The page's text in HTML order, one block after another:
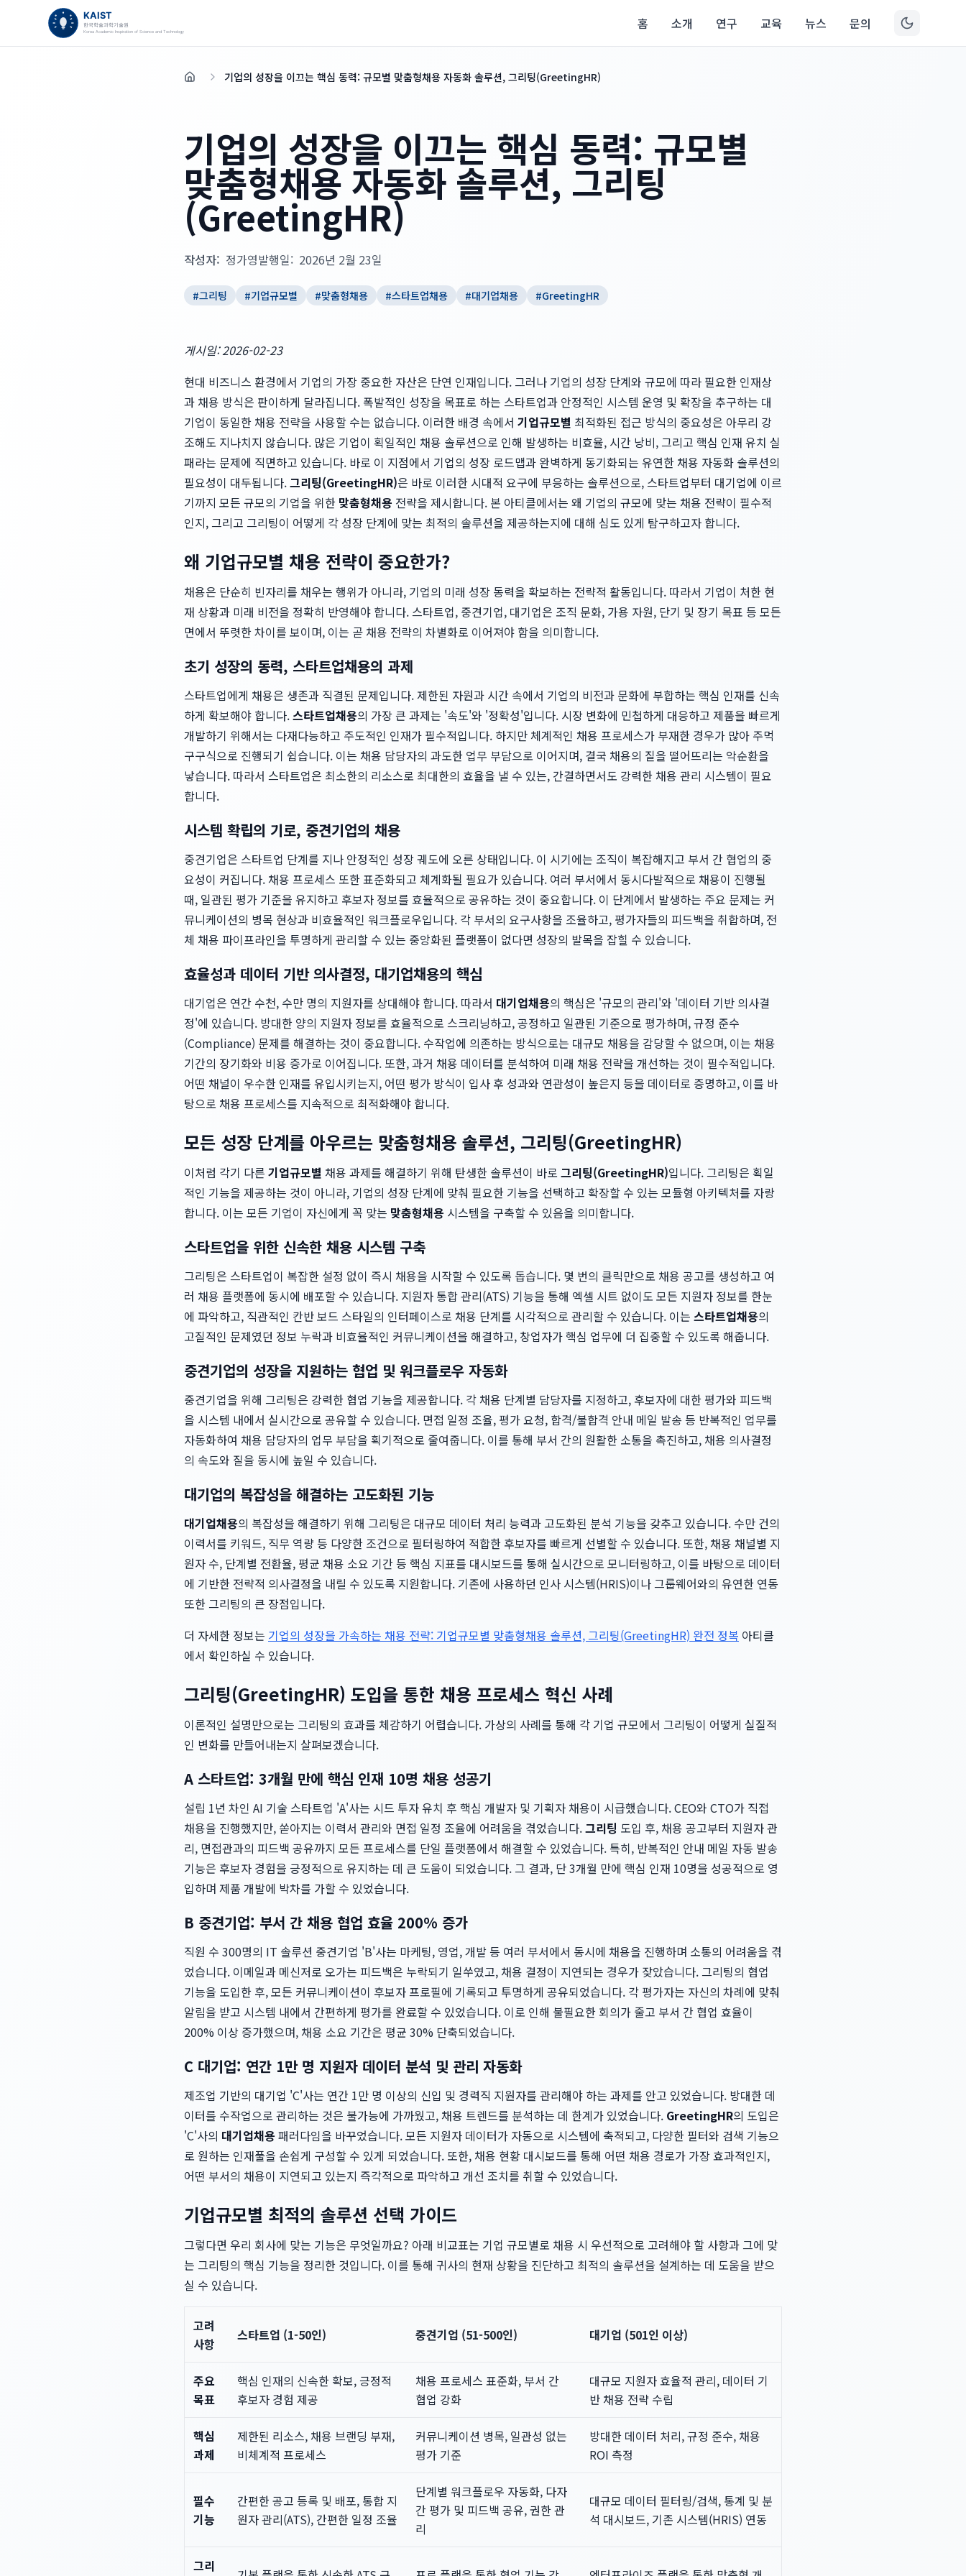
홈 소개 연구 교육 뉴스 문의
홈 기업의 성장을 이끄는 핵심 동력: 규모별 맞춤형채용 자동화 솔루션, 그리팅(GreetingHR)
기업의 성장을 이끄는 핵심 동력: 규모별
맞춤형채용 자동화 솔루션, 그리팅
(GreetingHR)
작성자: 정가영발행일: 2026년 2월 23일
#그리팅 #기업규모별 #맞춤형채용 #스타트업채용 #대기업채용 #GreetingHR
게시일: 2026-02-23
현대 비즈니스 환경에서 기업의 가장 중요한 자산은 단연 인재입니다. 그러나 기업의 성장 단계와 규모에 따라 필요한 인재상
과 채용 방식은 판이하게 달라집니다. 폭발적인 성장을 목표로 하는 스타트업과 안정적인 시스템 운영 및 확장을 추구하는 대
기업이 동일한 채용 전략을 사용할 수는 없습니다. 이러한 배경 속에서 기업규모별 최적화된 접근 방식의 중요성은 아무리 강
조해도 지나치지 않습니다. 많은 기업이 획일적인 채용 솔루션으로 인해 발생하는 비효율, 시간 낭비, 그리고 핵심 인재 유치 실
패라는 문제에 직면하고 있습니다. 바로 이 지점에서 기업의 성장 로드맵과 완벽하게 동기화되는 유연한 채용 자동화 솔루션의
필요성이 대두됩니다.그리팅(GreetingHR)은 바로 이러한 시대적 요구에 부응하는 솔루션으로, 스타트업부터 대기업에 이르
기까지 모든 규모의 기업을 위한 맞춤형채용 전략을 제시합니다. 본 아티클에서는 왜 기업의 규모에 맞는 채용 전략이 필수적
인지, 그리고 그리팅이 어떻게 각 성장 단계에 맞는 최적의 솔루션을 제공하는지에 대해 심도 있게 탐구하고자 합니다.
왜 기업규모별 채용 전략이 중요한가?
채용은 단순히 빈자리를 채우는 행위가 아니라, 기업의 미래 성장 동력을 확보하는 전략적 활동입니다. 따라서 기업이 처한 현
재 상황과 미래 비전을 정확히 반영해야 합니다. 스타트업, 중견기업, 대기업은 조직 문화, 가용 자원, 단기 및 장기 목표 등 모든
면에서 뚜렷한 차이를 보이며, 이는 곧 채용 전략의 차별화로 이어져야 함을 의미합니다.
초기 성장의 동력, 스타트업채용의 과제
스타트업에게 채용은 생존과 직결된 문제입니다. 제한된 자원과 시간 속에서 기업의 비전과 문화에 부합하는 핵심 인재를 신속
하게 확보해야 합니다.스타트업채용의 가장 큰 과제는 '속도'와 '정확성'입니다. 시장 변화에 민첩하게 대응하고 제품을 빠르게
개발하기 위해서는 다재다능하고 주도적인 인재가 필수적입니다. 하지만 체계적인 채용 프로세스가 부재한 경우가 많아 주먹
구구식으로 진행되기 쉽습니다. 이는 채용 담당자의 과도한 업무 부담으로 이어지며, 결국 채용의 질을 떨어뜨리는 악순환을
낳습니다. 따라서 스타트업은 최소한의 리소스로 최대한의 효율을 낼 수 있는, 간결하면서도 강력한 채용 관리 시스템이 필요
합니다.
시스템 확립의 기로, 중견기업의 채용
중견기업은 스타트업 단계를 지나 안정적인 성장 궤도에 오른 상태입니다. 이 시기에는 조직이 복잡해지고 부서 간 협업의 중
요성이 커집니다. 채용 프로세스 또한 표준화되고 체계화될 필요가 있습니다. 여러 부서에서 동시다발적으로 채용이 진행될
때, 일관된 평가 기준을 유지하고 후보자 정보를 효율적으로 공유하는 것이 중요합니다. 이 단계에서 발생하는 주요 문제는 커
뮤니케이션의 병목 현상과 비효율적인 워크플로우입니다. 각 부서의 요구사항을 조율하고, 평가자들의 피드백을 취합하며, 전
체 채용 파이프라인을 투명하게 관리할 수 있는 중앙화된 플랫폼이 없다면 성장의 발목을 잡힐 수 있습니다.
효율성과 데이터 기반 의사결정, 대기업채용의 핵심
대기업은 연간 수천, 수만 명의 지원자를 상대해야 합니다. 따라서 대기업채용의 핵심은 '규모의 관리'와 '데이터 기반 의사결
정'에 있습니다. 방대한 양의 지원자 정보를 효율적으로 스크리닝하고, 공정하고 일관된 기준으로 평가하며, 규정 준수
(Compliance) 문제를 해결하는 것이 중요합니다. 수작업에 의존하는 방식으로는 대규모 채용을 감당할 수 없으며, 이는 채용
기간의 장기화와 비용 증가로 이어집니다. 또한, 과거 채용 데이터를 분석하여 미래 채용 전략을 개선하는 것이 필수적입니다.
어떤 채널이 우수한 인재를 유입시키는지, 어떤 평가 방식이 입사 후 성과와 연관성이 높은지 등을 데이터로 증명하고, 이를 바
탕으로 채용 프로세스를 지속적으로 최적화해야 합니다.
모든 성장 단계를 아우르는 맞춤형채용 솔루션, 그리팅(GreetingHR)
이처럼 각기 다른 기업규모별 채용 과제를 해결하기 위해 탄생한 솔루션이 바로 그리팅(GreetingHR)입니다. 그리팅은 획일
적인 기능을 제공하는 것이 아니라, 기업의 성장 단계에 맞춰 필요한 기능을 선택하고 확장할 수 있는 모듈형 아키텍처를 자랑
합니다. 이는 모든 기업이 자신에게 꼭 맞는 맞춤형채용 시스템을 구축할 수 있음을 의미합니다.
스타트업을 위한 신속한 채용 시스템 구축
그리팅은 스타트업이 복잡한 설정 없이 즉시 채용을 시작할 수 있도록 돕습니다. 몇 번의 클릭만으로 채용 공고를 생성하고 여
러 채용 플랫폼에 동시에 배포할 수 있습니다. 지원자 통합 관리(ATS) 기능을 통해 엑셀 시트 없이도 모든 지원자 정보를 한눈
에 파악하고, 직관적인 칸반 보드 스타일의 인터페이스로 채용 단계를 시각적으로 관리할 수 있습니다. 이는 스타트업채용의
고질적인 문제였던 정보 누락과 비효율적인 커뮤니케이션을 해결하고, 창업자가 핵심 업무에 더 집중할 수 있도록 해줍니다.
중견기업의 성장을 지원하는 협업 및 워크플로우 자동화
중견기업을 위해 그리팅은 강력한 협업 기능을 제공합니다. 각 채용 단계별 담당자를 지정하고, 후보자에 대한 평가와 피드백
을 시스템 내에서 실시간으로 공유할 수 있습니다. 면접 일정 조율, 평가 요청, 합격/불합격 안내 메일 발송 등 반복적인 업무를
자동화하여 채용 담당자의 업무 부담을 획기적으로 줄여줍니다. 이를 통해 부서 간의 원활한 소통을 촉진하고, 채용 의사결정
의 속도와 질을 동시에 높일 수 있습니다.
대기업의 복잡성을 해결하는 고도화된 기능
대기업채용의 복잡성을 해결하기 위해 그리팅은 대규모 데이터 처리 능력과 고도화된 분석 기능을 갖추고 있습니다. 수만 건의
이력서를 키워드, 직무 역량 등 다양한 조건으로 필터링하여 적합한 후보자를 빠르게 선별할 수 있습니다. 또한, 채용 채널별 지
원자 수, 단계별 전환율, 평균 채용 소요 기간 등 핵심 지표를 대시보드를 통해 실시간으로 모니터링하고, 이를 바탕으로 데이터
에 기반한 전략적 의사결정을 내릴 수 있도록 지원합니다. 기존에 사용하던 인사 시스템(HRIS)이나 그룹웨어와의 유연한 연동
또한 그리팅의 큰 장점입니다.
더 자세한 정보는 기업의 성장을 가속하는 채용 전략: 기업규모별 맞춤형채용 솔루션, 그리팅(GreetingHR) 완전 정복 아티클
에서 확인하실 수 있습니다.
그리팅(GreetingHR) 도입을 통한 채용 프로세스 혁신 사례
이론적인 설명만으로는 그리팅의 효과를 체감하기 어렵습니다. 가상의 사례를 통해 각 기업 규모에서 그리팅이 어떻게 실질적
인 변화를 만들어내는지 살펴보겠습니다.
A 스타트업: 3개월 만에 핵심 인재 10명 채용 성공기
설립 1년 차인 AI 기술 스타트업 'A'사는 시드 투자 유치 후 핵심 개발자 및 기획자 채용이 시급했습니다. CEO와 CTO가 직접
채용을 진행했지만, 쏟아지는 이력서 관리와 면접 일정 조율에 어려움을 겪었습니다.그리팅 도입 후, 채용 공고부터 지원자 관
리, 면접관과의 피드백 공유까지 모든 프로세스를 단일 플랫폼에서 해결할 수 있었습니다. 특히, 반복적인 안내 메일 자동 발송
기능은 후보자 경험을 긍정적으로 유지하는 데 큰 도움이 되었습니다. 그 결과, 단 3개월 만에 핵심 인재 10명을 성공적으로 영
입하며 제품 개발에 박차를 가할 수 있었습니다.
B 중견기업: 부서 간 채용 협업 효율 200% 증가
직원 수 300명의 IT 솔루션 중견기업 'B'사는 마케팅, 영업, 개발 등 여러 부서에서 동시에 채용을 진행하며 소통의 어려움을 겪
었습니다. 이메일과 메신저로 오가는 피드백은 누락되기 일쑤였고, 채용 결정이 지연되는 경우가 잦았습니다. 그리팅의 협업
기능을 도입한 후, 모든 커뮤니케이션이 후보자 프로필에 기록되고 투명하게 공유되었습니다. 각 평가자는 자신의 차례에 맞춰
알림을 받고 시스템 내에서 간편하게 평가를 완료할 수 있었습니다. 이로 인해 불필요한 회의가 줄고 부서 간 협업 효율이
200% 이상 증가했으며, 채용 소요 기간은 평균 30% 단축되었습니다.
C 대기업: 연간 1만 명 지원자 데이터 분석 및 관리 자동화
제조업 기반의 대기업 'C'사는 연간 1만 명 이상의 신입 및 경력직 지원자를 관리해야 하는 과제를 안고 있었습니다. 방대한 데
이터를 수작업으로 관리하는 것은 불가능에 가까웠고, 채용 트렌드를 분석하는 데 한계가 있었습니다. GreetingHR의 도입은
'C'사의 대기업채용 패러다임을 바꾸었습니다. 모든 지원자 데이터가 자동으로 시스템에 축적되고, 다양한 필터와 검색 기능으
로 원하는 인재풀을 손쉽게 구성할 수 있게 되었습니다. 또한, 채용 현황 대시보드를 통해 어떤 채용 경로가 가장 효과적인지,
어떤 부서의 채용이 지연되고 있는지 즉각적으로 파악하고 개선 조치를 취할 수 있었습니다.
기업규모별 최적의 솔루션 선택 가이드
그렇다면 우리 회사에 맞는 기능은 무엇일까요? 아래 비교표는 기업 규모별로 채용 시 우선적으로 고려해야 할 사항과 그에 맞
는 그리팅의 핵심 기능을 정리한 것입니다. 이를 통해 귀사의 현재 상황을 진단하고 최적의 솔루션을 설계하는 데 도움을 받으
실 수 있습니다.
고려
사항
스타트업 (1-50인) 중견기업 (51-500인) 대기업 (501인 이상)
주요
목표
핵심 인재의 신속한 확보, 긍정적
후보자 경험 제공
채용 프로세스 표준화, 부서 간
협업 강화
대규모 지원자 효율적 관리, 데이터 기
반 채용 전략 수립
핵심
과제
제한된 리소스, 채용 브랜딩 부재,
비체계적 프로세스
커뮤니케이션 병목, 일관성 없는
평가 기준
방대한 데이터 처리, 규정 준수, 채용
ROI 측정
필수
기능
간편한 공고 등록 및 배포, 통합 지
원자 관리(ATS), 간편한 일정 조율
단계별 워크플로우 자동화, 다자
간 평가 및 피드백 공유, 권한 관
리
대규모 데이터 필터링/검색, 통계 및 분
석 대시보드, 기존 시스템(HRIS) 연동
그리